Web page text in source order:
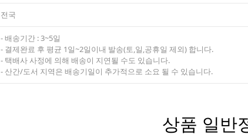
전국
- 배송기간 : 3~5일
- 결제완료 후 평균 1일~2일이내 발송(토,일,공휴일 제외) 합니다.
- 택배사 사정에 의해 배송이 지연될 수도 있습니다.
- 산간/도서 지역은 배송기일이 추가적으로 소요 될 수 있습니다.
상품 일반